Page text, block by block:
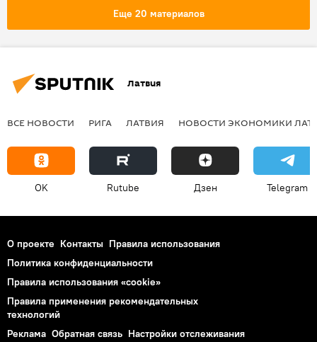
Еще 20 материалов
Латвия
ВСЕ НОВОСТИ РИГА ЛАТВИЯ НОВОСТИ ЭКОНОМИКИ
OK Rutube Дзен Telegram
О проекте Контакты Правила использования
Политика конфиденциальности
Правила использования «cookie»
Правила применения рекомендательных
технологий
Реклама Обратная связь Настройки отслеживания